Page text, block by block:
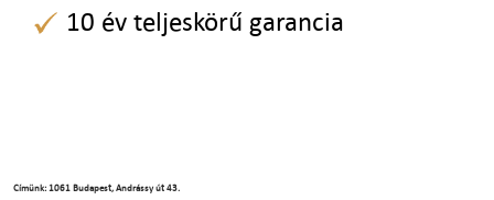
10 év teljeskörű garancia
Címünk: 1061 Budapest, Andrássy út 43.